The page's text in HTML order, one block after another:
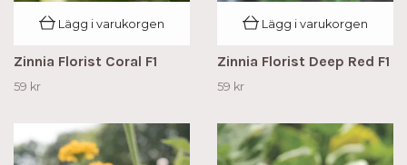
Lägg i varukorgen
Zinnia Florist Coral F1
59 kr
Lägg i varukorgen
Zinnia Florist Deep Red F1
59 kr